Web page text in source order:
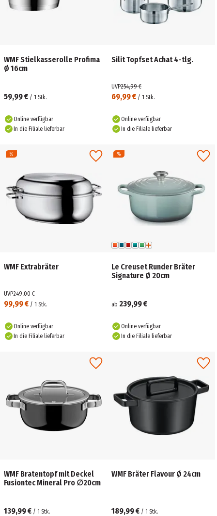
WMF Stielkasserolle Profima
Ø 16cm
59,99 € / 1 Stk.
Online verfügbar
In die Filiale lieferbar
Silit Topfset Achat 4-tlg.
69,99 € / 1 Stk.
UVP254,99 €
Online verfügbar
In die Filiale lieferbar
WMF Extrabräter
99,99 € / 1 Stk.
UVP249,00 €
Online verfügbar
In die Filiale lieferbar
Le Creuset Runder Bräter
Signature Ø 20cm
ab 239,99 €
Online verfügbar
In die Filiale lieferbar
WMF Bratentopf mit Deckel
Fusiontec Mineral Pro ∅20cm
139,99 € / 1 Stk.
WMF Bräter Flavour Ø 24cm
189,99 € / 1 Stk.